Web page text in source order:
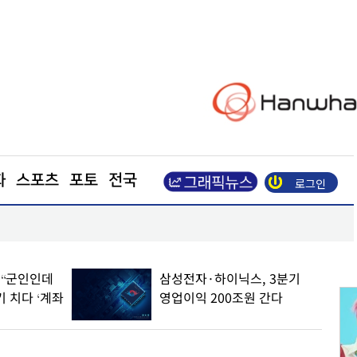
스포츠 포토 전국 로그인
군인인데
치다 ‘계좌
삼성전자·하이닉스, 3분기
영업이익 200조원 간다